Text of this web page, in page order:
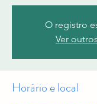
O registro
Ver
Horário e local